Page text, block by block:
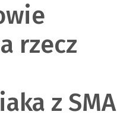
rzecz
z SMA